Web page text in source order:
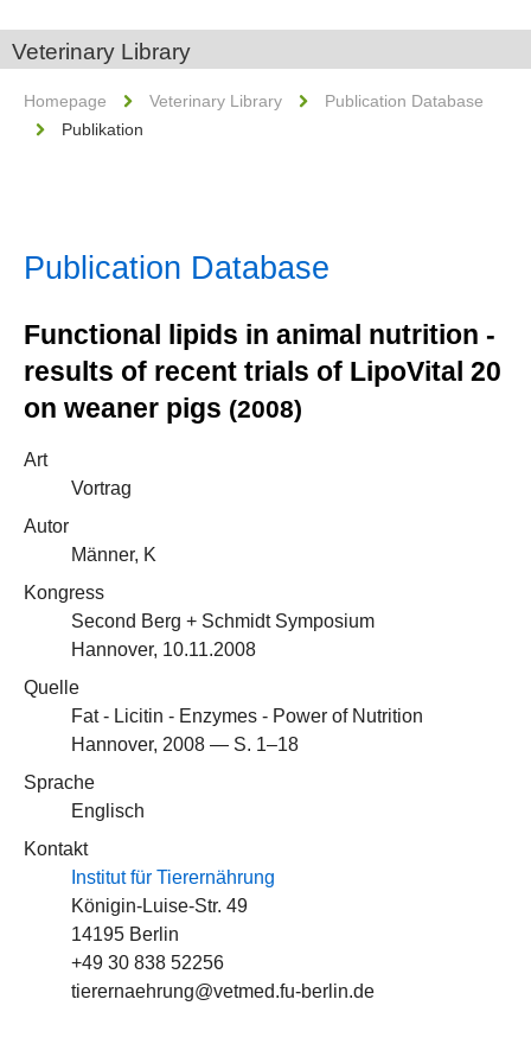
Veterinary Library
Homepage Veterinary Library
Publication Database
Publikation
Publication Database
Functional lipids in animal nutrition -
results of recent trials of LipoVital 20
on weaner pigs (2008)
Art
Vortrag
Autor
Männer, K
Kongress
Second Berg + Schmidt Symposium
Hannover, 10.11.2008
Quelle
Fat - Licitin - Enzymes - Power of Nutrition
Hannover, 2008 — S. 1–18
Sprache
Englisch
Kontakt
Institut für Tierernährung
Königin-Luise-Str. 49
14195 Berlin
+49 30 838 52256
tierernaehrung@vetmed.fu-berlin.de